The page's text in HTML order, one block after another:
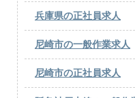
兵庫県の正社員求人
尼崎市の一般作業求人
尼崎市の正社員求人